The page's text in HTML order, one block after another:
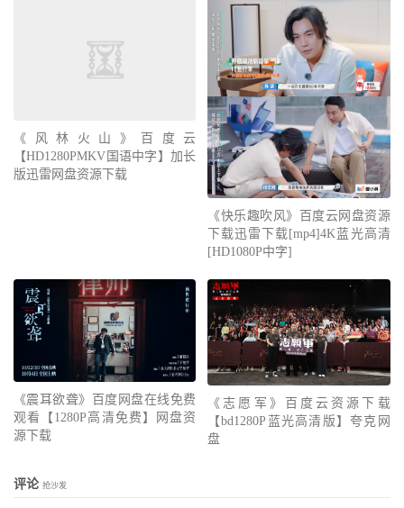
《风林火山》百度云
【HD1280PMKV国语中字】加长
版迅雷网盘资源下载
《快乐趣吹风》百度云网盘资源
下载迅雷下载[mp4]4K蓝光高清
[HD1080P中字]
《震耳欲聋》百度网盘在线免费
观看【1280P高清免费】网盘资
源下载
《志愿军》百度云资源下载
【bd1280P蓝光高清版】夸克网
盘
评论 抢沙发